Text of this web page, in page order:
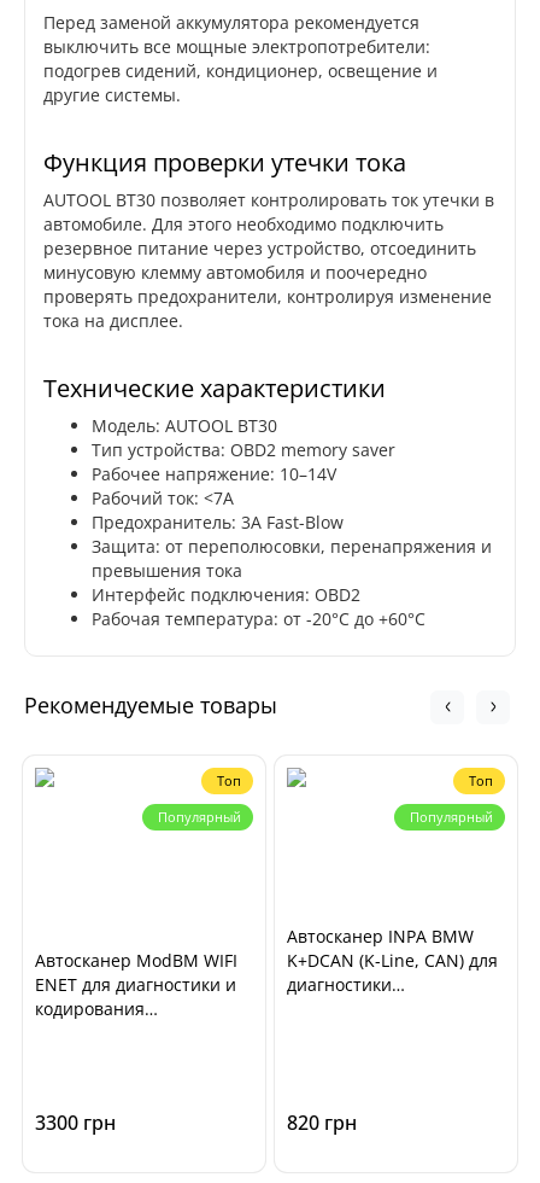
Перед заменой аккумулятора рекомендуется
выключить все мощные электропотребители:
подогрев сидений, кондиционер, освещение и
другие системы.
Функция проверки утечки тока
AUTOOL BT30 позволяет контролировать ток утечки в
автомобиле. Для этого необходимо подключить
резервное питание через устройство, отсоединить
минусовую клемму автомобиля и поочередно
проверять предохранители, контролируя изменение
тока на дисплее.
Технические характеристики
Модель: AUTOOL BT30
Тип устройства: OBD2 memory saver
Рабочее напряжение: 10–14V
Рабочий ток: <7A
Предохранитель: 3A Fast-Blow
Защита: от переполюсовки, перенапряжения и
превышения тока
Интерфейс подключения: OBD2
Рабочая температура: от -20°C до +60°C
Рекомендуемые товары
Топ
Популярный
Автосканер ModBM WIFI
ENET для диагностики и
кодирования
3300 грн
Топ
Популярный
Автосканер INPA BMW
K+DCAN (K-Line, CAN) для
диагностики
820 грн